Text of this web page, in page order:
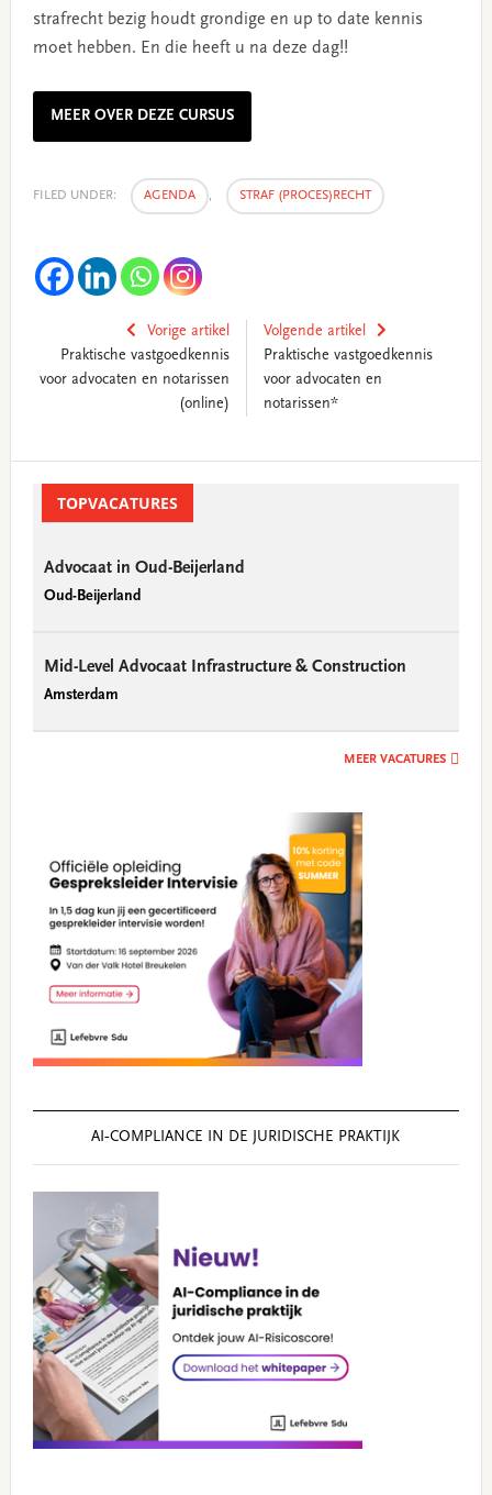
strafrecht bezig houdt grondige en up to date kennis
moet hebben. En die heeft u na deze dag!!
MEER OVER DEZE CURSUS
FILED UNDER: AGENDA , STRAF (PROCES)RECHT
Vorige artikel
Praktische vastgoedkennis
voor advocaten en notarissen
(online)
Volgende artikel
Praktische vastgoedkennis
voor advocaten en
notarissen*
SidebarTOPVACATURES
Advocaat in Oud-Beijerland
Oud-Beijerland
Mid-Level Advocaat Infrastructure & Construction
Amsterdam
MEER VACATURES
AI‑COMPLIANCE IN DE JURIDISCHE PRAKTIJK